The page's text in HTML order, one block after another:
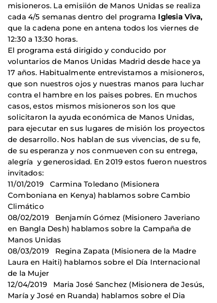
misioneros. La emisiión de Manos Unidas se realiza
cada 4/5 semanas dentro del programa Iglesia Viva,
que la cadena pone en antena todos los viernes de
12:30 a 13:30 horas.
El programa está dirigido y conducido por
voluntarios de Manos Unidas Madrid desde hace ya
17 años. Habitualmente entrevistamos a misioneros,
que son nuestros ojos y nuestras manos para luchar
contra el hambre en los paises pobres. En muchos
casos, estos mismos misioneros son los que
solicitaron la ayuda económica de Manos Unidas,
para ejecutar en sus lugares de misión los proyectos
de desarrollo. Nos hablan de sus vivencias, de su fe,
de su esperanza y nos conmueven con su entrega,
alegría y generosidad. En 2019 estos fueron nuestros
invitados:
11/01/2019 Carmina Toledano (Misionera
Comboniana en Kenya) hablamos sobre Cambio
Climático
08/02/2019 Benjamín Gómez (Misionero Javeriano
en Bangla Desh) hablamos sobre la Campaña de
Manos Unidas
08/03/2019 Regina Zapata (Misionera de la Madre
Laura en Haiti) hablamos sobre el Día Internacional
de la Mujer
12/04/2019 Maria José Sanchez (Misionera de Jesús,
María y José en Ruanda) hablamos sobre el Dia